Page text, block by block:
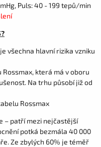
Puls: 40 - 199 tepů/min
všechna hlavní rizika vzniku
která má v oboru
Na trhu působí již od
Rossmax
– patří mezi nejčastější
potká bezmála 40 000
Ze zbylých 60% je téměř